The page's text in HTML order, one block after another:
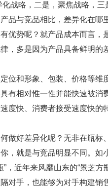
略，二是，聚焦战略，三
与竞品相比，差异化在哪
优势呢？就产品成本而言，
多是因为产品具备鲜明的
和形象、包装、价格等维
有相对惟一性并能快速被
度快、消费者接受速度快
好差异化呢？无非在瓶标
，就是与竞品明显不同。
，近年来风靡山东的“景芝方
手，也能够为对手构建销